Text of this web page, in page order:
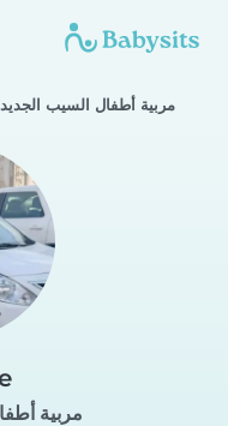
مربية أطفال السيب
مربية